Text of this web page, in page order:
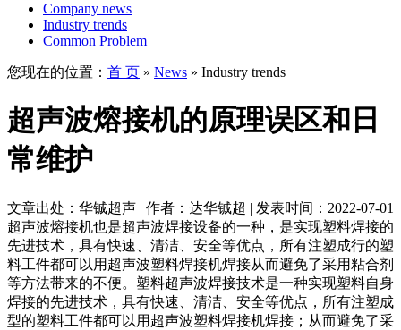
Company news
Industry trends
Common Problem
您现在的位置： 首 页 » News » Industry trends
超声波熔接机的原理误区和日
常维护
文章出处：华铖超声 | 作者：达华铖超 | 发表时间：2022-07-01
超声波熔接机也是超声波焊接设备的一种，是实现塑料焊接的
先进技术，具有快速、清洁、安全等优点，所有注塑成行的塑
料工件都可以用超声波塑料焊接机焊接从而避免了采用粘合剂
等方法带来的不便。塑料超声波焊接技术是一种实现塑料自身
焊接的先进技术，具有快速、清洁、安全等优点，所有注塑成
型的塑料工件都可以用超声波塑料焊接机焊接；从而避免了采